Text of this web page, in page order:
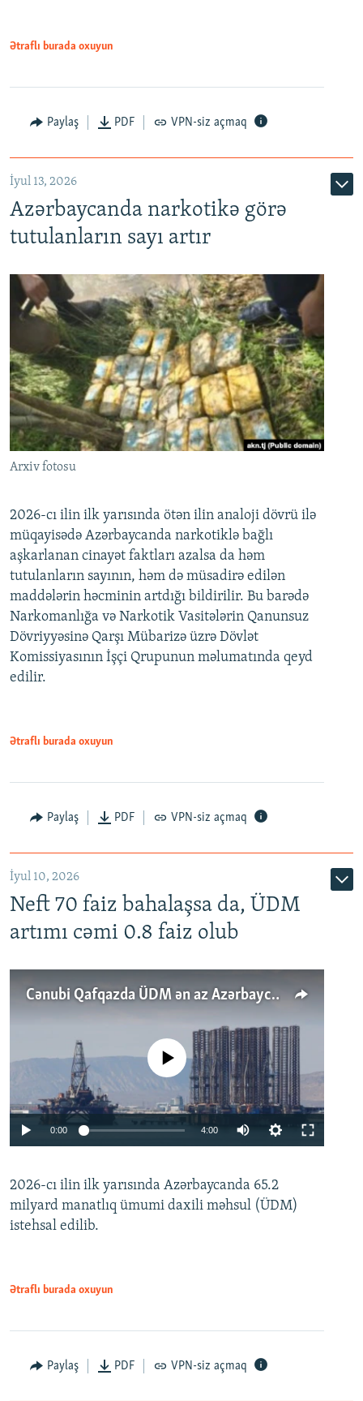
Ətraflı burada oxuyun
Paylaş PDF VPN-siz açmaq
İyul 13, 2026
Azərbaycanda narkotikə görə
tutulanların sayı artır
Arxiv fotosu
2026-cı ilin ilk yarısında ötən ilin analoji dövrü ilə
müqayisədə Azərbaycanda narkotiklə bağlı
aşkarlanan cinayət faktları azalsa da həm
tutulanların sayının, həm də müsadirə edilən
maddələrin həcminin artdığı bildirilir. Bu barədə
Narkomanlığa və Narkotik Vasitələrin Qanunsuz
Dövriyyəsinə Qarşı Mübarizə üzrə Dövlət
Komissiyasının İşçi Qrupunun məlumatında qeyd
edilir.
Ətraflı burada oxuyun
Paylaş PDF VPN-siz açmaq
İyul 10, 2026
Neft 70 faiz bahalaşsa da, ÜDM
artımı cəmi 0.8 faiz olub
Cənubi Qafqazda ÜDM ən az Azərbaycanda artır: Qonşuları niyə Bakını qabaqlaya bilir?
Auto 240p 360p 480p
No media source currently available
0:00 4:00
360p
480p
2026-cı ilin ilk yarısında Azərbaycanda 65.2
milyard manatlıq ümumi daxili məhsul (ÜDM)
istehsal edilib.
Ətraflı burada oxuyun
Paylaş PDF VPN-siz açmaq